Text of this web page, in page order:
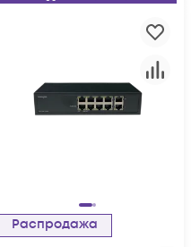
Распродажа